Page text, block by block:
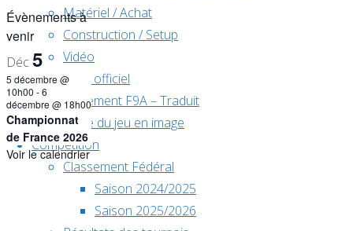
Matériel / Achat
Construction / Setup
Vidéo
Règlement officiel
Règlement F9A – Traduit
Règle du jeu en image
Compétition
Classement Fédéral
Saison 2024/2025
Saison 2025/2026
Évènements à
venir
Déc 5
5 décembre @
10h00 -6
décembre @ 18h00
Championnat
de France 2026
Voir le calendrier